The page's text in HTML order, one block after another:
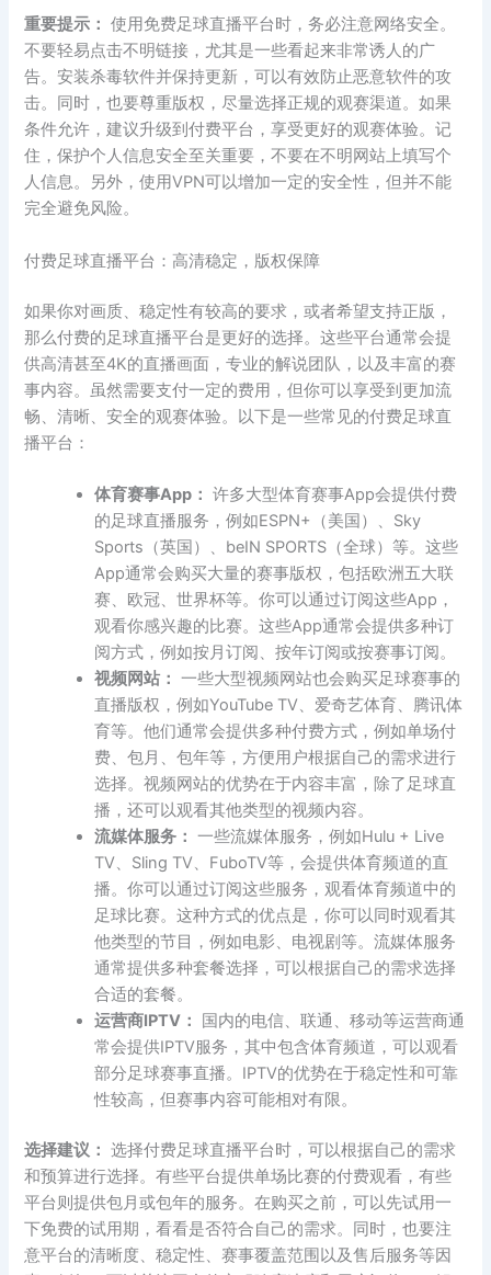
重要提示： 使用免费足球直播平台时，务必注意网络安全。
不要轻易点击不明链接，尤其是一些看起来非常诱人的广
告。安装杀毒软件并保持更新，可以有效防止恶意软件的攻
击。同时，也要尊重版权，尽量选择正规的观赛渠道。如果
条件允许，建议升级到付费平台，享受更好的观赛体验。记
住，保护个人信息安全至关重要，不要在不明网站上填写个
人信息。另外，使用VPN可以增加一定的安全性，但并不能
完全避免风险。
付费足球直播平台：高清稳定，版权保障
如果你对画质、稳定性有较高的要求，或者希望支持正版，
那么付费的足球直播平台是更好的选择。这些平台通常会提
供高清甚至4K的直播画面，专业的解说团队，以及丰富的赛
事内容。虽然需要支付一定的费用，但你可以享受到更加流
畅、清晰、安全的观赛体验。以下是一些常见的付费足球直
播平台：
体育赛事App： 许多大型体育赛事App会提供付费
的足球直播服务，例如ESPN+（美国）、Sky
Sports（英国）、beIN SPORTS（全球）等。这些
App通常会购买大量的赛事版权，包括欧洲五大联
赛、欧冠、世界杯等。你可以通过订阅这些App，
观看你感兴趣的比赛。这些App通常会提供多种订
阅方式，例如按月订阅、按年订阅或按赛事订阅。
视频网站： 一些大型视频网站也会购买足球赛事的
直播版权，例如YouTube TV、爱奇艺体育、腾讯体
育等。他们通常会提供多种付费方式，例如单场付
费、包月、包年等，方便用户根据自己的需求进行
选择。视频网站的优势在于内容丰富，除了足球直
播，还可以观看其他类型的视频内容。
流媒体服务： 一些流媒体服务，例如Hulu + Live
TV、Sling TV、FuboTV等，会提供体育频道的直
播。你可以通过订阅这些服务，观看体育频道中的
足球比赛。这种方式的优点是，你可以同时观看其
他类型的节目，例如电影、电视剧等。流媒体服务
通常提供多种套餐选择，可以根据自己的需求选择
合适的套餐。
运营商IPTV：
国内的电信、联通、移动等运营商通
常会提供IPTV服务，其中包含体育频道，可以观看
部分足球赛事直播。IPTV的优势在于稳定性和可靠
性较高，但赛事内容可能相对有限。
选择建议： 选择付费足球直播平台时，可以根据自己的需求
和预算进行选择。有些平台提供单场比赛的付费观看，有些
平台则提供包月或包年的服务。在购买之前，可以先试用一
下免费的试用期，看看是否符合自己的需求。同时，也要注
意平台的清晰度、稳定性、赛事覆盖范围以及售后服务等因